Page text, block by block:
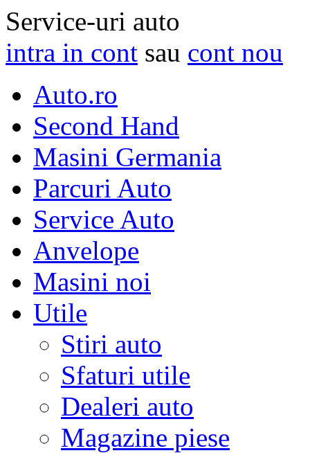
Service-uri auto
intra in cont sau cont nou
Auto.ro
Second Hand
Masini Germania
Parcuri Auto
Service Auto
Anvelope
Masini noi
Utile
Stiri auto
Sfaturi utile
Dealeri auto
Magazine piese